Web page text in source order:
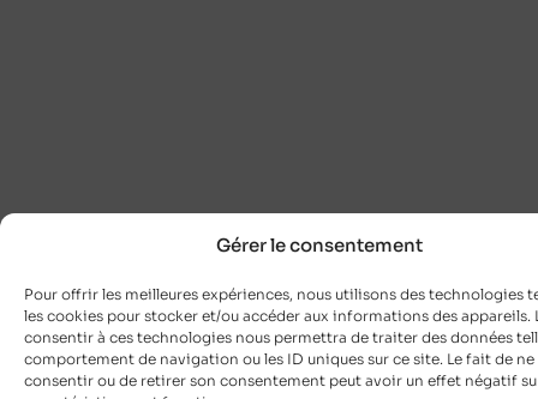
Gérer le consentement
Pour offrir les meilleures expériences, nous utilisons des technologies
les cookies pour stocker et/ou accéder aux informations des appareils.
consentir à ces technologies nous permettra de traiter des données
comportement de navigation ou les ID uniques sur ce site. Le fait de ne
consentir ou de retirer son consentement peut avoir un effet négatif